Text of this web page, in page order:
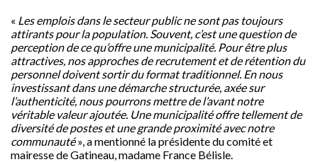
« Les emplois dans le secteur public ne sont pas toujours
attirants pour la population. Souvent, c’est une question de
perception de ce qu’offre une municipalité. Pour être plus
attractives, nos approches de recrutement et de rétention du
personnel doivent sortir du format traditionnel. En nous
investissant dans une démarche structurée, axée sur
l’authenticité, nous pourrons mettre de l’avant notre
véritable valeur ajoutée. Une municipalité offre tellement de
diversité de postes et une grande proximité avec notre
communauté», a mentionné la présidente du comité et
mairesse de Gatineau, madame France Bélisle.